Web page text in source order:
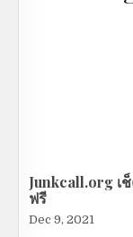
Junkcall.org เ
ฟรี
Dec 9, 2021